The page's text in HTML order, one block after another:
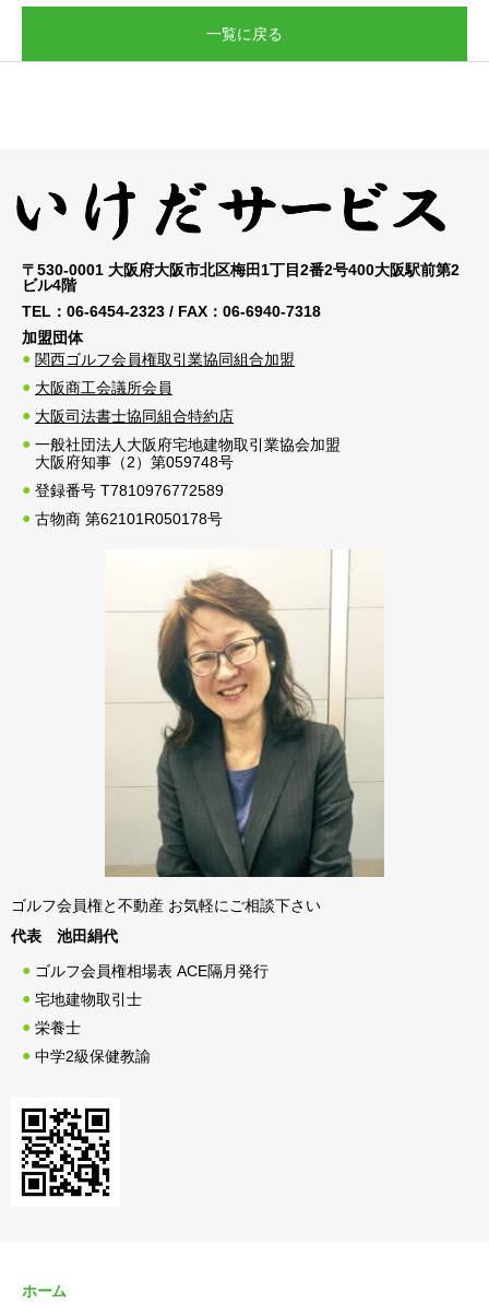
一覧に戻る
〒530-0001 大阪府大阪市北区梅田1丁目2番2号400大阪駅前第2
ビル4階
TEL： 06-6454-2323 / FAX： 06-6940-7318
加盟団体
関西ゴルフ会員権取引業協同組合加盟
大阪商工会議所会員
大阪司法書士協同組合特約店
一般社団法人大阪府宅地建物取引業協会加盟
大阪府知事（2）第059748号
登録番号 T7810976772589
古物商 第62101R050178号
ゴルフ会員権と不動産 お気軽にご相談下さい
代表 池田絹代
ゴルフ会員権相場表 ACE隔月発行
宅地建物取引士
栄養士
中学2級保健教諭
ホーム